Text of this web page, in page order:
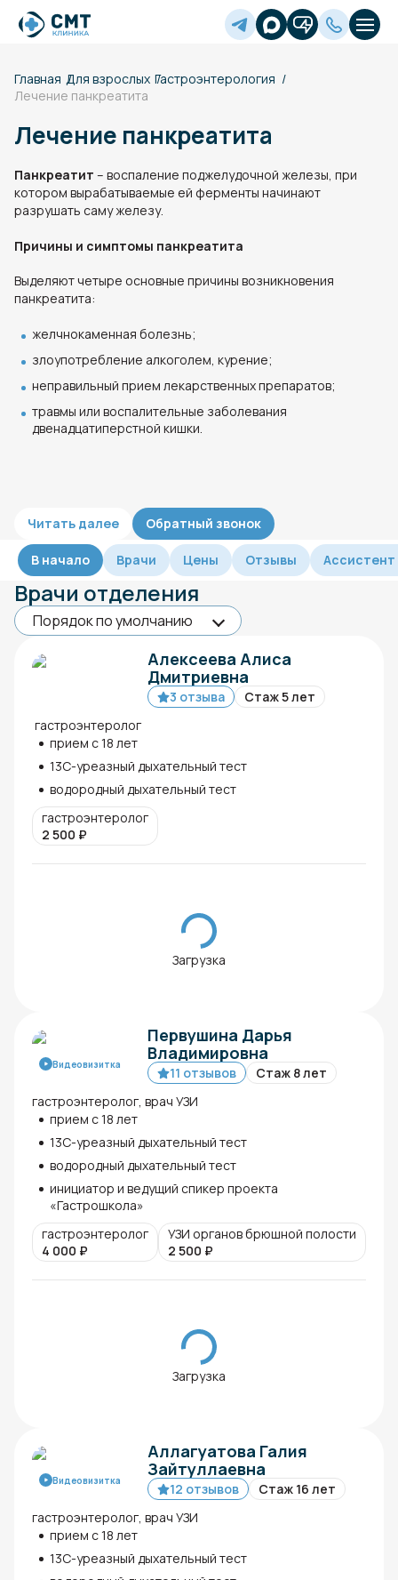
Главная Для взрослых Гастроэнтерология
Лечение панкреатита
Лечение панкреатита
Панкреатит – воспаление поджелудочной железы, при
котором вырабатываемые ей ферменты начинают
разрушать саму железу.
Причины и симптомы панкреатита
Выделяют четыре основные причины возникновения
панкреатита:
желчнокаменная болезнь;
злоупотребление алкоголем, курение;
неправильный прием лекарственных препаратов;
травмы или воспалительные заболевания
двенадцатиперстной кишки.
Читать далее Обратный звонок
В начало Врачи Цены Отзывы
Врачи отделения
Алексеева Алиса
Дмитриевна
3 отзыва
Стаж 5 лет
гастроэнтеролог
прием с 18 лет
13С-уреазный дыхательный тест
водородный дыхательный тест
гастроэнтеролог
2 500 ₽
Загрузка
Видеовизитка
Первушина Дарья
Владимировна
11 отзывов
Стаж 8 лет
гастроэнтеролог, врач УЗИ
прием с 18 лет
13С-уреазный дыхательный тест
водородный дыхательный тест
инициатор и ведущий спикер проекта
«Гастрошкола»
гастроэнтеролог
4 000 ₽
УЗИ органов брюшной полости
2 500 ₽
Загрузка
Видеовизитка
Аллагуатова Галия
Зайтуллаевна
12 отзывов
Стаж 16 лет
гастроэнтеролог, врач УЗИ
прием с 18 лет
13С-уреазный дыхательный тест